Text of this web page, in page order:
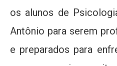
os alunos de
Antônio para serem
e preparados para